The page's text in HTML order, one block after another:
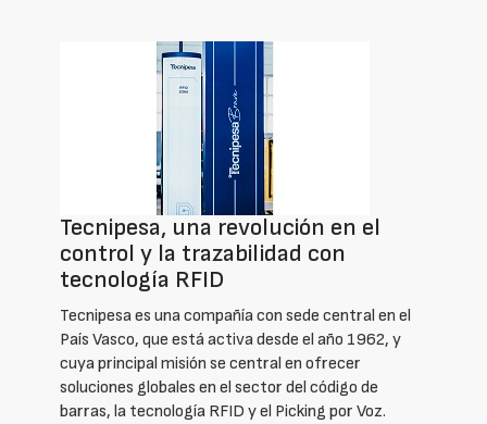
Tecnipesa, una revolución en el
control y la trazabilidad con
tecnología RFID
Tecnipesa es una compañía con sede central en el
País Vasco, que está activa desde el año 1962, y
cuya principal misión se central en ofrecer
soluciones globales en el sector del código de
barras, la tecnología RFID y el Picking por Voz.